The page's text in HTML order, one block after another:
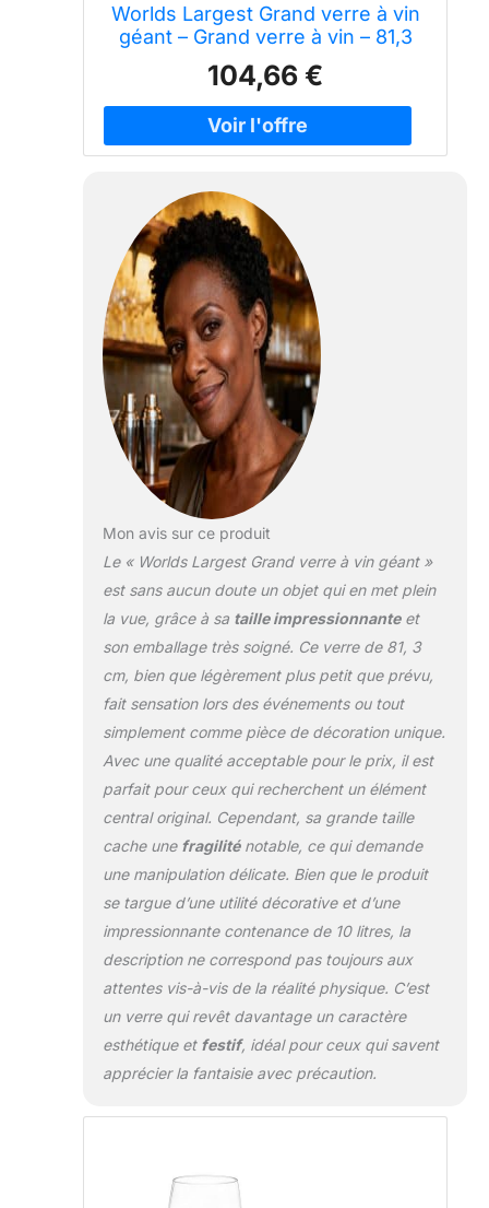
Worlds Largest Grand verre à vin
géant – Grand verre à vin – 81,3
cm, 10 litres, méga pinte, énorme
verres à pied, verre soufflé à la
main, grand refroidisseur fantaisie
à pied/champagne Magnum,
104,66 €
Mon avis sur ce produit
Le « Worlds Largest Grand verre à vin géant »
est sans aucun doute un objet qui en met plein
la vue, grâce à sa taille impressionnanteet
son emballage très soigné. Ce verre de 81, 3
cm, bien que légèrement plus petit que prévu,
fait sensation lors des événements ou tout
simplement comme pièce de décoration unique.
Avec une qualité acceptable pour le prix, il est
parfait pour ceux qui recherchent un élément
central original. Cependant, sa grande taille
cache une fragiliténotable, ce qui demande
une manipulation délicate. Bien que le produit
se targue d’une utilité décorative et d’une
impressionnante contenance de 10 litres, la
description ne correspond pas toujours aux
attentes vis-à-vis de la réalité physique. C’est
un verre qui revêt davantage un caractère
esthétique et festif, idéal pour ceux qui savent
apprécier la fantaisie avec précaution.